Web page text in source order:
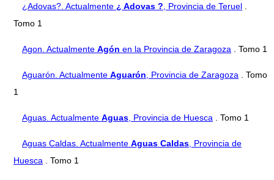
¿Adovas?. Actualmente ¿ Adovas ? , Provincia de Teruel
Tomo 1
Agon. Actualmente Agón en la Provincia de Zaragoza . Tomo 1
Aguarón. Actualmente Aguarón , Provincia de Zaragoza . Tomo
1
Aguas. Actualmente Aguas , Provincia de Huesca . Tomo 1
Aguas Caldas. Actualmente Aguas Caldas , Provincia de
Huesca . Tomo 1